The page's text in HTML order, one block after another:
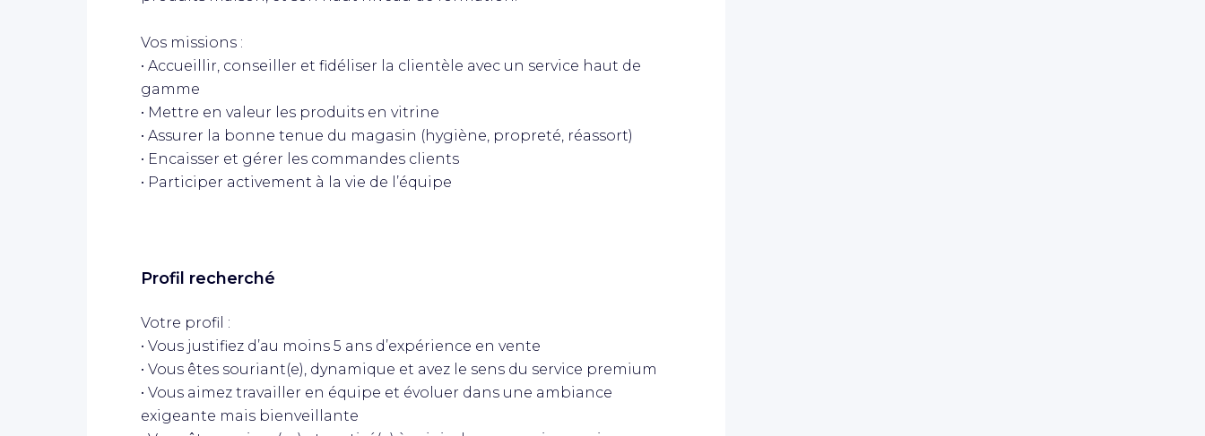
Vos missions :
• Accueillir, conseiller et fidéliser la clientèle avec un service haut de
gamme
• Mettre en valeur les produits en vitrine
• Assurer la bonne tenue du magasin (hygiène, propreté, réassort)
• Encaisser et gérer les commandes clients
• Participer activement à la vie de l’équipe
Profil recherché
Votre profil :
• Vous justifiez d’au moins 5 ans d’expérience en vente
• Vous êtes souriant(e), dynamique et avez le sens du service premium
• Vous aimez travailler en équipe et évoluer dans une ambiance
exigeante mais bienveillante